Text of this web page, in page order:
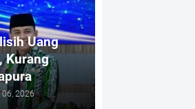
Uang
Kurang
2026